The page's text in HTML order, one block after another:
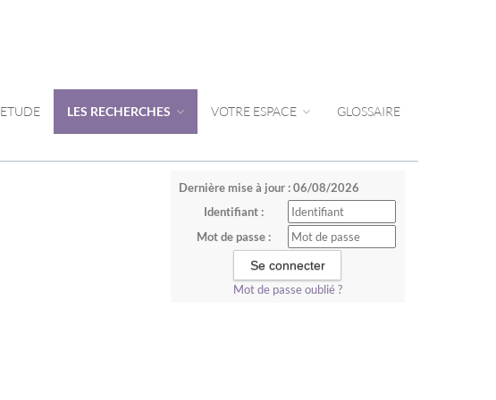
ETUDE LES RECHERCHES VOTRE ESPACE GLOSSAIRE
Dernière mise à jour : 06/08/2026
Identifiant :
Mot de passe :
Mot de passe oublié ?